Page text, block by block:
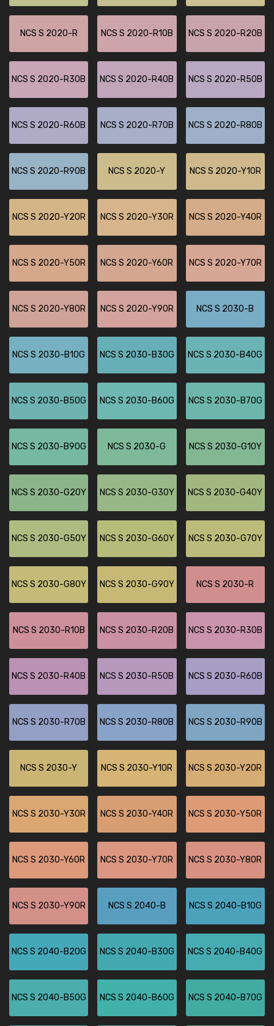
NCS S 2020-R NCS S 2020-R10B NCS S 2020-R20B
NCS S 2020-R30B NCS S 2020-R40B NCS S 2020-R50B
NCS S 2020-R60B NCS S 2020-R70B NCS S 2020-R80B
NCS S 2020-R90B NCS S 2020-Y NCS S 2020-Y10R
NCS S 2020-Y20R NCS S 2020-Y30R NCS S 2020-Y40R
NCS S 2020-Y50R NCS S 2020-Y60R NCS S 2020-Y70R
NCS S 2020-Y80R NCS S 2020-Y90R NCS S 2030-B
NCS S 2030-B10G NCS S 2030-B30G NCS S 2030-B40G
NCS S 2030-B50G NCS S 2030-B60G NCS S 2030-B70G
NCS S 2030-B90G NCS S 2030-G NCS S 2030-G10Y
NCS S 2030-G20Y NCS S 2030-G30Y NCS S 2030-G40Y
NCS S 2030-G50Y NCS S 2030-G60Y NCS S 2030-G70Y
NCS S 2030-G80Y NCS S 2030-G90Y NCS S 2030-R
NCS S 2030-R10B NCS S 2030-R20B NCS S 2030-R30B
NCS S 2030-R40B NCS S 2030-R50B NCS S 2030-R60B
NCS S 2030-R70B NCS S 2030-R80B NCS S 2030-R90B
NCS S 2030-Y NCS S 2030-Y10R NCS S 2030-Y20R
NCS S 2030-Y30R NCS S 2030-Y40R NCS S 2030-Y50R
NCS S 2030-Y60R NCS S 2030-Y70R NCS S 2030-Y80R
NCS S 2030-Y90R NCS S 2040-B NCS S 2040-B10G
NCS S 2040-B20G NCS S 2040-B30G NCS S 2040-B40G
NCS S 2040-B50G NCS S 2040-B60G NCS S 2040-B70G